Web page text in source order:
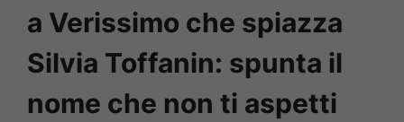
a Verissimo che spiazza
Silvia Toffanin: spunta il
nome che non ti aspetti